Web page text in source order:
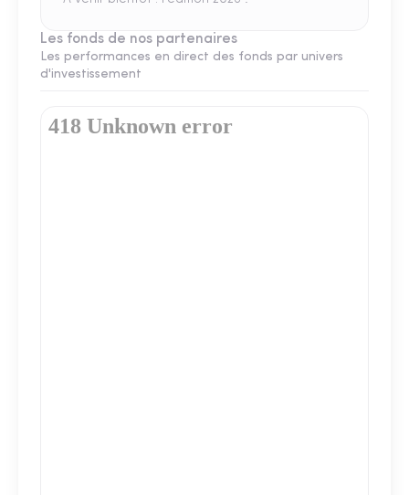
Les fonds de nos partenaires
Les performances en direct des fonds par univers
d'investissement